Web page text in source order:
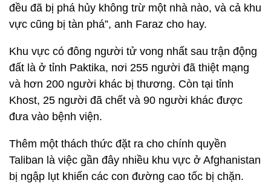
đều đã bị phá hủy không trừ một nhà nào, và cả khu
vực cũng bị tàn phá”, anh Faraz cho hay.
Khu vực có đông người tử vong nhất sau trận động
đất là ở tỉnh Paktika, nơi 255 người đã thiệt mạng
và hơn 200 người khác bị thương. Còn tại tỉnh
Khost, 25 người đã chết và 90 người khác được
đưa vào bệnh viện.
Thêm một thách thức đặt ra cho chính quyền
Taliban là việc gần đây nhiều khu vực ở Afghanistan
bị ngập lụt khiến các con đường cao tốc bị chặn.